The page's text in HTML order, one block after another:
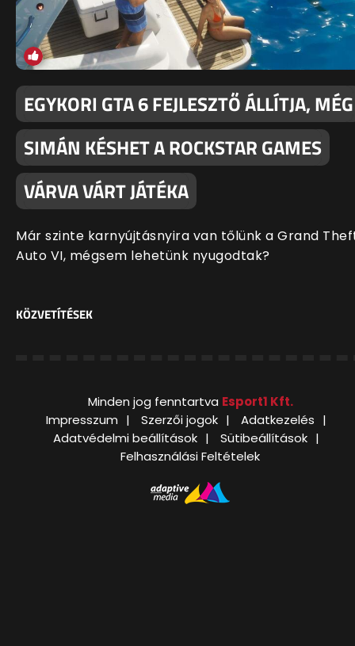
EGYKORI GTA 6 FEJLESZTŐ ÁLLÍTJA, MÉG
SIMÁN KÉSHET A ROCKSTAR GAMES
VÁRVA VÁRT JÁTÉKA
Már szinte karnyújtásnyira van tőlünk a Grand
Auto VI, mégsem lehetünk nyugodtak?
KÖZVETÍTÉSEK
Minden jog fenntartva Esport1 Kft.
Impresszum
Szerzői jogok
Adatkezelés
Adatvédelmi beállítások
Sütibeállítások
Felhasználási Feltételek